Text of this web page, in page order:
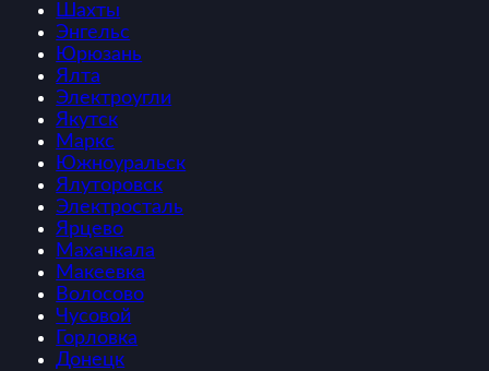
Шахты
Энгельс
Юрюзань
Ялта
Электроугли
Якутск
Маркс
Южноуральск
Ялуторовск
Электросталь
Ярцево
Махачкала
Макеевка
Волосово
Чусовой
Горловка
Донецк